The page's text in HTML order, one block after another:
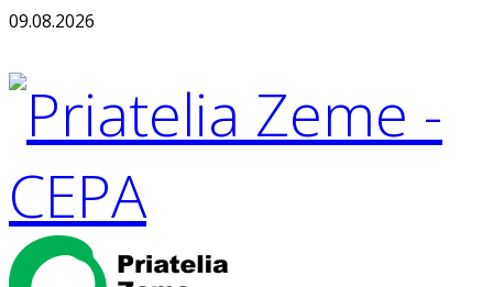
09.08.2026